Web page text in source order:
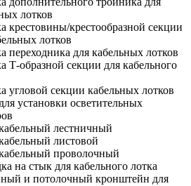
лотков
крестовины/крестообразной секции
лотков
переходника для кабельных лотков
Т-образной секции для кабельного
угловой секции кабельных лотков
установки осветительных
лестничный
листовой
проволочный
на стык для кабельного лотка
и потолочный кронштейн для